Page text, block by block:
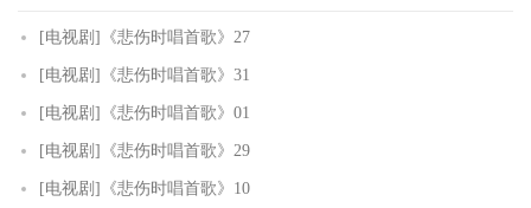
[电视剧]《悲伤时唱首歌》27
[电视剧]《悲伤时唱首歌》31
[电视剧]《悲伤时唱首歌》01
[电视剧]《悲伤时唱首歌》29
[电视剧]《悲伤时唱首歌》10